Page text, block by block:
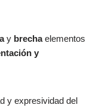
y brechaelementos
y
y expresividad del